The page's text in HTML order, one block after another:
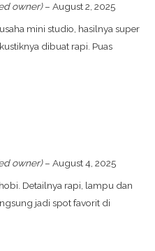
owner) – August 2, 2025
mini studio, hasilnya super
dibuat rapi. Puas
owner) – August 4, 2025
Detailnya rapi, lampu dan
jadi spot favorit di